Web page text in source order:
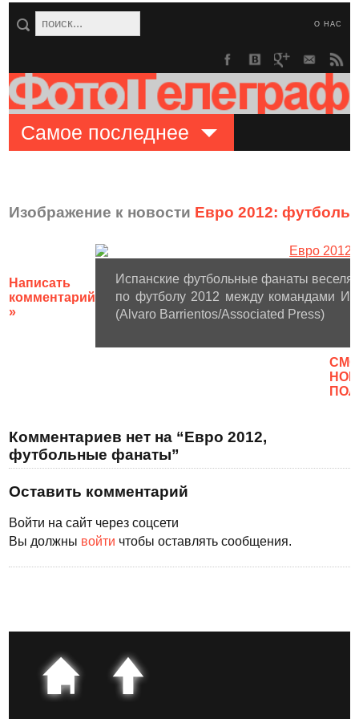
О НАС
Самое последнее
Изображение к новости Евро 2012:
Написать
комментарий
»
Испанские футбольные фанаты
по футболу 2012 между командами
(Alvaro Barrientos/Associated Press)
Комментариев нет на “Евро 2012,
футбольные фанаты”
Оставить комментарий
Войти на сайт через соцсети
Вы должны войти чтобы оставлять сообщения.